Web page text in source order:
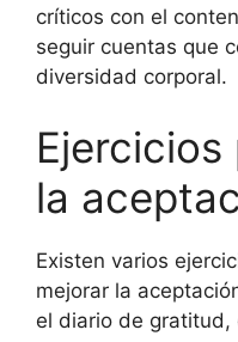
críticos con el
seguir cuentas que
diversidad corporal.
la
Existen varios
mejorar la
el diario de gratitud,